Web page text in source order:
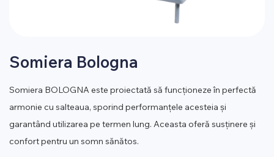
Somiera Bologna
Somiera BOLOGNA este proiectată să funcționeze în perfectă
armonie cu salteaua, sporind performanțele acesteia și
garantând utilizarea pe termen lung. Aceasta oferă susținere și
confort pentru un somn sănătos.